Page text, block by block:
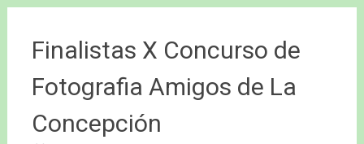
Finalistas X Concurso de
Fotografia Amigos de La
Concepción